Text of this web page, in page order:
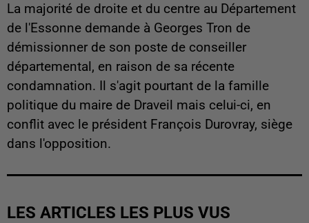
La majorité de droite et du centre au Département
de l'Essonne demande à Georges Tron de
démissionner de son poste de conseiller
départemental, en raison de sa récente
condamnation. Il s'agit pourtant de la famille
politique du maire de Draveil mais celui-ci, en
conflit avec le président François Durovray, siège
dans l'opposition.
LES ARTICLES LES PLUS VUS